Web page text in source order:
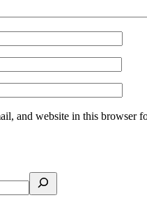
and website in this browser